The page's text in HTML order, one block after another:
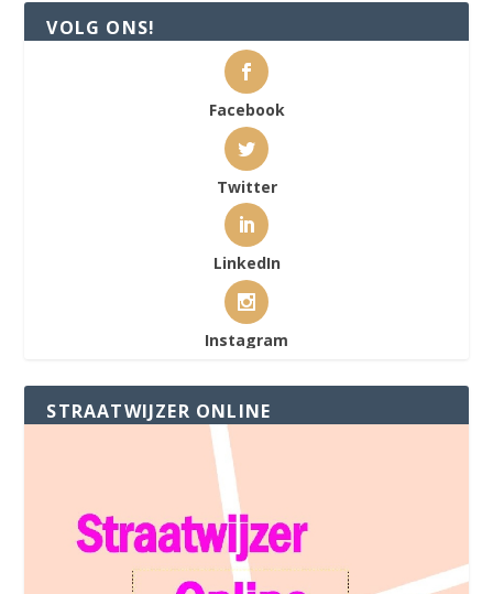
VOLG ONS!
Facebook
Twitter
LinkedIn
Instagram
STRAATWIJZER ONLINE